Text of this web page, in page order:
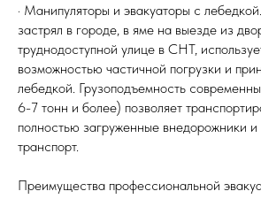
· Манипуляторы и эвакуаторы с
застрял в городе, в яме на выезде из
труднодоступной улице в СНТ,
возможностью частичной погрузки и
лебедкой. Грузоподъемность
6-7 тонн и более) позволяет
полностью загруженные внедорожники
транспорт.
Преимущества профессиональной